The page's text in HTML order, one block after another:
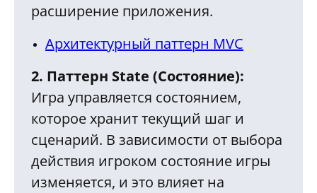
расширение приложения.
Архитектурный паттерн MVC
2. Паттерн State (Состояние):
Игра управляется состоянием,
которое хранит текущий шаг и
сценарий. В зависимости от выбора
действия игроком состояние игры
изменяется, и это влияет на